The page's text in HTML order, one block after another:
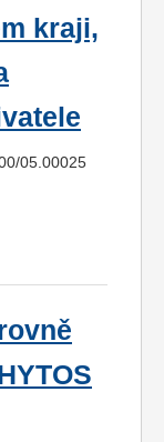
kraji,
05.00025